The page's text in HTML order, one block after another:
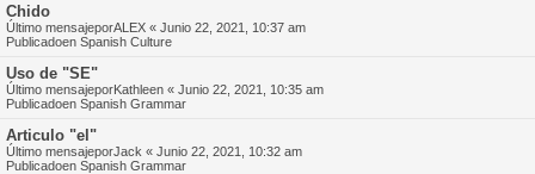
Chido
Último mensajeporALEX « Junio 22, 2021, 10:37 am
Publicadoen Spanish Culture
Uso de "SE"
Último mensajeporKathleen « Junio 22, 2021, 10:35 am
Publicadoen Spanish Grammar
Articulo "el"
Último mensajeporJack « Junio 22, 2021, 10:32 am
Publicadoen Spanish Grammar